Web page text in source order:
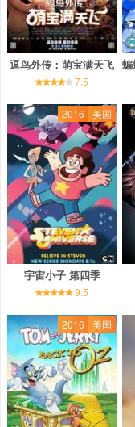
逗鸟外传：萌宝满天飞
7.5
2016 美国
宇宙小子 第四季
9.5
2016 美国